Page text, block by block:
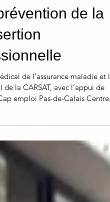
autour
de la
de l’assurance maladie et le
de la CARSAT, avec l’appui de